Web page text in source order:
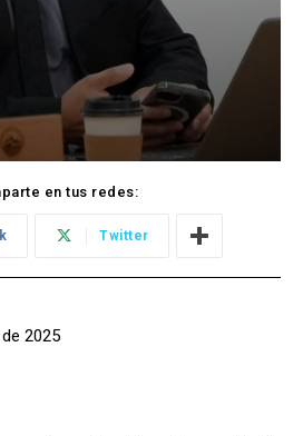
en tus redes:
Twitter
2025